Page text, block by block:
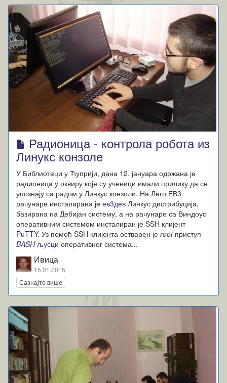
Радионица - контрола робота из
Линукс конзоле
У Библиотеци у Ћуприји, дана 12. јануара одржана је
радионица у оквиру које су ученици имали прилику да се
упознају са радом у Линкус конзоли. На Лего ЕВ3
рачунаре инсталирана јеев3дев Линкус дистрибуција,
базирана на Дебијан систему, а на рачунаре са Виндоус
оперативним системом инсталиран је SSH клијент
PuTTY. Уз помоћ SSH клијента остварен јеrootприступ
BASHљусци оперативног система...
Ивица
15.01.2015
Сазнајте више